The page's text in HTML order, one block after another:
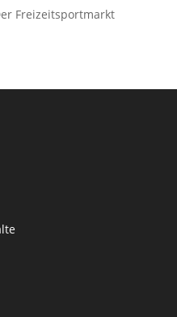
Freizeitsportmarkt